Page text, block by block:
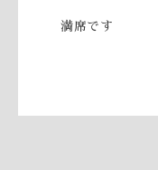
満席です